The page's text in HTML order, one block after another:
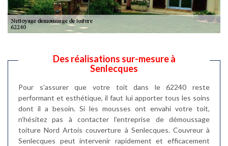
Des réalisations sur-mesure à
Senlecques
Pour s’assurer que votre toit dans le 62240 reste
performant et esthétique, il faut lui apporter tous les soins
dont il a besoin. Si les mousses ont envahi votre toit,
n’hésitez pas à contacter l’entreprise de démoussage
toiture Nord Artois couverture à Senlecques. Couvreur à
Senlecques peut intervenir rapidement et efficacement